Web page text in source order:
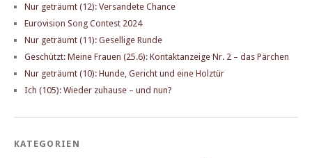
Nur geträumt (12): Versandete Chance
Eurovision Song Contest 2024
Nur geträumt (11): Gesellige Runde
Geschützt: Meine Frauen (25.6): Kontaktanzeige Nr. 2 – das Pärchen
Nur geträumt (10): Hunde, Gericht und eine Holztür
Ich (105): Wieder zuhause – und nun?
KATEGORIEN